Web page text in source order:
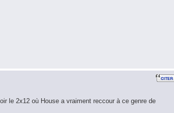
le 2x12 où House a vraiment reccour à ce genre de